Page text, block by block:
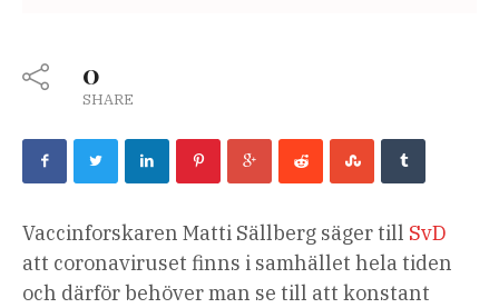
0
SHARE
Vaccinforskaren Matti Sällberg säger till SvD
att coronaviruset finns i samhället hela tiden
och därför behöver man se till att konstant